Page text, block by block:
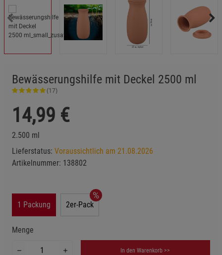
Bewässerungshilfe mit Deckel 2500 ml
(17)
14,99 €
2.500 ml
Lieferstatus: Voraussichtlich am 21.08.2026
Artikelnummer: 138802
1 Packung 2er-Pack
Menge
In den Warenkorb >>